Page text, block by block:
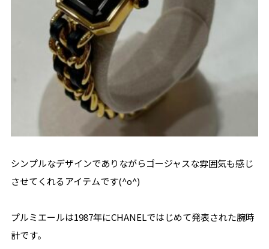
シンプルなデザインでありながらゴージャスな雰囲気も感じ
させてくれるアイテムです(^o^)
プルミエールは1987年にCHANELではじめて発表された腕時
計です。